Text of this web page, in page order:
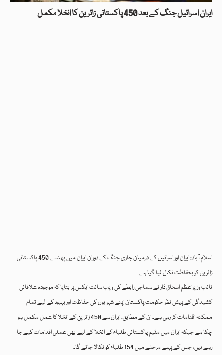
ایران اسرائیل جنگ کے بعد 450 پاکستانی زائرین کا انخلا مکمل
اسلام آباد: ایران اور اسرائیل کے درمیان جاری جنگ کے دوران ایران میں پھنسے 450 پاکستانی
زائرین کو بحفاظت نکال لیا گیا ہے۔
نائب وزیراعظم اسحاق ڈار نے سماجی رابطے کی ویب سائٹ ایکس پر بتایا کہ موجودہ علاقائی
کشیدگی کے پیش نظر حکومت پاکستان اپنے شہریوں کی حفاظت اور بہبود کے لیے تمام
ممکنہ اقدامات کر رہی ہے۔ ان کے مطابق، ایران سے 450 زائرین کے انخلا کا عمل مکمل ہو
چکا ہے جبکہ ایران میں مقیم پاکستانی طلباء کے انخلا کے لیے بھی عملی اقدامات کیے جا
رہے ہیں، جس کے پہلے مرحلے میں 154 طلباء کو نکالا جائے گا۔